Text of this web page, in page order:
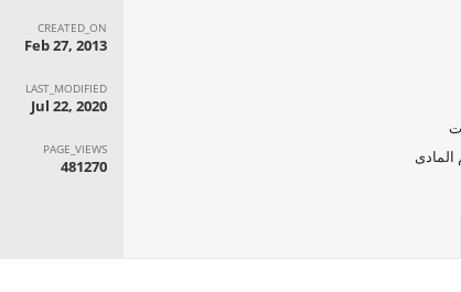
CREATED_ON
Feb 27, 2013
LAST_MODIFIED
Jul 22, 2020
PAGE_VIEWS
481270